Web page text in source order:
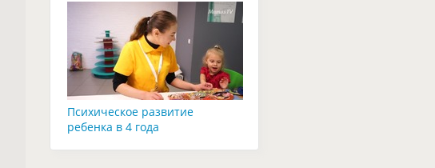
Психическое развитие
ребенка в 4 года